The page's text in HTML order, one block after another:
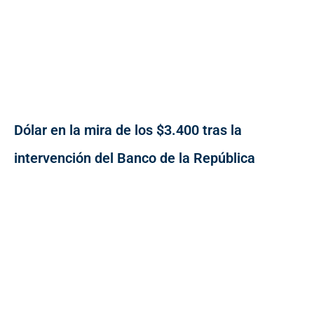
Dólar en la mira de los $3.400 tras la
intervención del Banco de la República